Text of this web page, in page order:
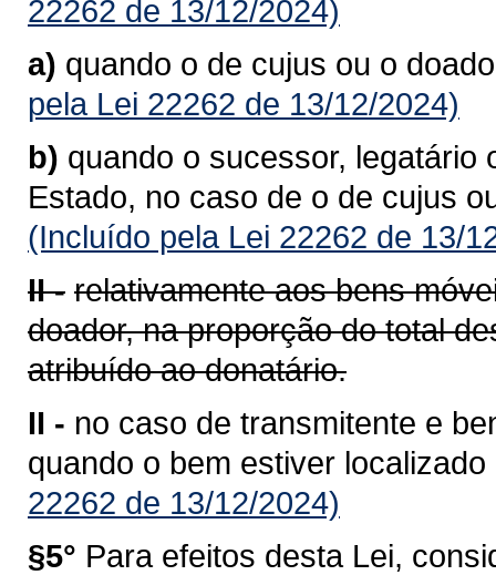
22262 de 13/12/2024)
a) quando o de cujus ou o
pela Lei 22262 de 13/12/2024)
b) quando o sucessor, legatário
Estado, no caso de o de cujus
(Incluído pela Lei 22262 de 13/
II - relativamente aos bens
doador, na proporção do total
atribuído ao donatário.
II - no caso de transmitente e
quando o bem estiver
22262 de 13/12/2024)
§5° Para efeitos desta Lei,